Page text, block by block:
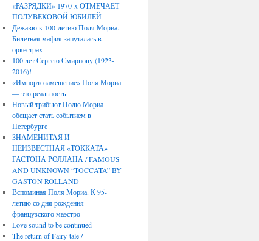
«РАЗРЯДКИ» 1970-x ОТМЕЧАЕТ
ПОЛУВЕКОВОЙ ЮБИЛЕЙ
Дежавю к 100-летию Поля Мориа.
Билетная мафия запуталась в
оркестрах
100 лет Сергею Смирнову (1923-
2016)!
«Импортозамещение» Поля Мориа
— это реальность
Новый трибьют Полю Мориа
обещает стать событием в
Петербурге
ЗНАМЕНИТАЯ И
НЕИЗВЕСТНАЯ «ТОККАТА»
ГАСТОНА РОЛЛАНА / FAMOUS
AND UNKNOWN “TOCCATA” BY
GASTON ROLLAND
Вспоминая Поля Мориа. К 95-
летию со дня рождения
французского маэстро
Love sound to be continued
The return of Fairy-tale /